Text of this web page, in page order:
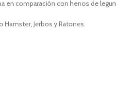
en comparación con henos de
Jerbos y Ratones.